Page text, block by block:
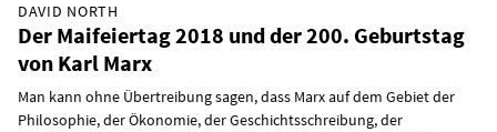
DAVID NORTH
Der Maifeiertag 2018 und der 200. Geburtstag
von Karl Marx
Man kann ohne Übertreibung sagen, dass Marx auf dem Gebiet der
Philosophie, der Ökonomie, der Geschichtsschreibung, der